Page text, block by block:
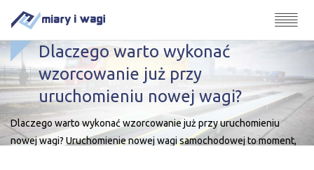
Dlaczego warto wykonać
wzorcowanie już przy
uruchomieniu nowej wagi?
Dlaczego warto wykonać wzorcowanie już przy uruchomieniu
nowej wagi? Uruchomienie nowej wagi samochodowej to moment,